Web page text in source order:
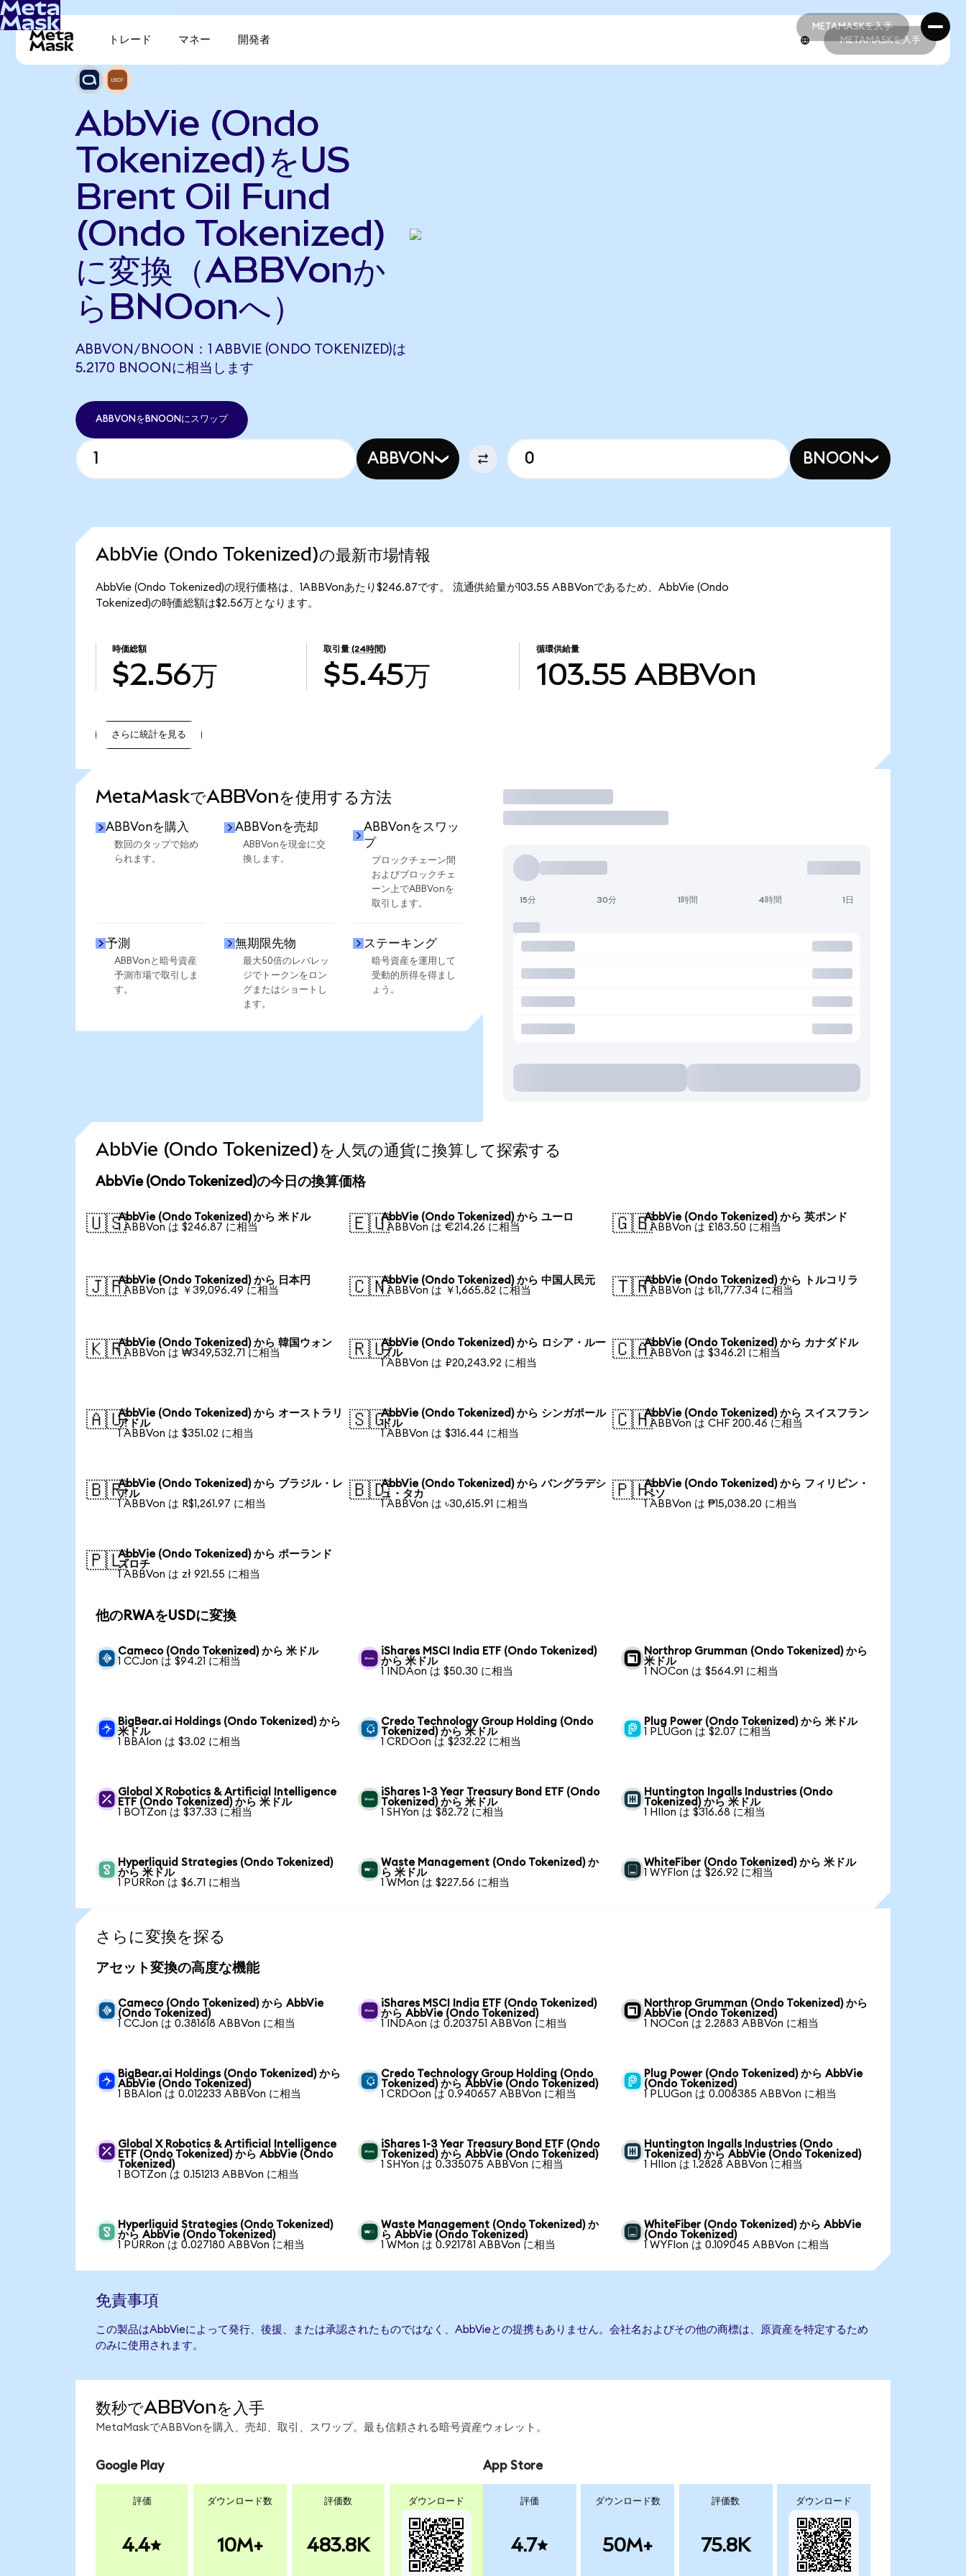
METAMASKを入手
METAMASKを入手
トレード マネー 開発者 METAMASKを入手
AbbVie (Ondo
Tokenized)をUS
Brent Oil Fund
(Ondo Tokenized)
に変換（ABBVonか
らBNOonへ）
ABBVON/BNOON：1 ABBVIE (ONDO TOKENIZED)は
5.2170 BNOONに相当します
ABBVONをBNOONにスワップ
ABBVON BNOON
AbbVie (Ondo Tokenized)の最新市場情報
AbbVie (Ondo Tokenized)の現行価格は、1ABBVonあたり$246.87です。 流通供給量が103.55 ABBVonであるため、AbbVie (Ondo
Tokenized)の時価総額は$2.56万となります。
時価総額
$2.56万
取引量 (24時間)
$5.45万
循環供給量
103.55 ABBVon
さらに統計を見る
MetaMaskでABBVonを使用する方法
ABBVonを購入
数回のタップで始め
られます。
ABBVonを売却
ABBVonを現金に交
換します。
ABBVonをスワッ
プ
ブロックチェーン間
およびブロックチェ
ーン上でABBVonを
取引します。
予測
ABBVonと暗号資産
予測市場で取引しま
す。
無期限先物
最大50倍のレバレッ
ジでトークンをロン
グまたはショートし
ます。
ステーキング
暗号資産を運用して
受動的所得を得まし
ょう。
取引
15分 30分 1時間 4時間 1日
AbbVie (Ondo Tokenized)を人気の通貨に換算して探索する
AbbVie (Ondo Tokenized)の今日の換算価格
🇺🇸AbbVie (Ondo Tokenized) から 米ドル
1 ABBVon は $246.87 に相当
🇪🇺AbbVie (Ondo Tokenized) から ユーロ
1 ABBVon は €214.26 に相当
🇬🇧AbbVie (Ondo Tokenized) から 英ポンド
1 ABBVon は £183.50 に相当
🇯🇵AbbVie (Ondo Tokenized) から 日本円
1 ABBVon は ￥39,096.49 に相当
🇨🇳AbbVie (Ondo Tokenized) から 中国人民元
1 ABBVon は ￥1,665.82 に相当
🇹🇷AbbVie (Ondo Tokenized) から トルコリラ
1 ABBVon は ₺11,777.34 に相当
🇰🇷AbbVie (Ondo Tokenized) から 韓国ウォン
1 ABBVon は ₩349,532.71 に相当
🇷🇺AbbVie (Ondo Tokenized) から ロシア・ルー
ブル
1 ABBVon は ₽20,243.92 に相当
🇨🇦AbbVie (Ondo Tokenized) から カナダドル
1 ABBVon は $346.21 に相当
🇦🇺AbbVie (Ondo Tokenized) から オーストラリ
アドル
1 ABBVon は $351.02 に相当
🇸🇬AbbVie (Ondo Tokenized) から シンガポール
ドル
1 ABBVon は $316.44 に相当
🇨🇭AbbVie (Ondo Tokenized) から スイスフラン
1 ABBVon は CHF 200.46 に相当
🇧🇷AbbVie (Ondo Tokenized) から ブラジル・レ
アル
1 ABBVon は R$1,261.97 に相当
🇧🇩AbbVie (Ondo Tokenized) から バングラデシ
ュ・タカ
1 ABBVon は ৳30,615.91 に相当
🇵🇭AbbVie (Ondo Tokenized) から フィリピン・
ペソ
1 ABBVon は ₱15,038.20 に相当
🇵🇱AbbVie (Ondo Tokenized) から ポーランド
ズロチ
1 ABBVon は zł 921.55 に相当
他のRWAをUSDに変換
Cameco (Ondo Tokenized) から 米ドル
1 CCJon は $94.21 に相当
iShares MSCI India ETF (Ondo Tokenized)
から 米ドル
1 INDAon は $50.30 に相当
Northrop Grumman (Ondo Tokenized) から
米ドル
1 NOCon は $564.91 に相当
BigBear.ai Holdings (Ondo Tokenized) から
米ドル
1 BBAIon は $3.02 に相当
Credo Technology Group Holding (Ondo
Tokenized) から 米ドル
1 CRDOon は $232.22 に相当
Plug Power (Ondo Tokenized) から 米ドル
1 PLUGon は $2.07 に相当
Global X Robotics & Artificial Intelligence
ETF (Ondo Tokenized) から 米ドル
1 BOTZon は $37.33 に相当
iShares 1-3 Year Treasury Bond ETF (Ondo
Tokenized) から 米ドル
1 SHYon は $82.72 に相当
Huntington Ingalls Industries (Ondo
Tokenized) から 米ドル
1 HIIon は $316.68 に相当
Hyperliquid Strategies (Ondo Tokenized)
から 米ドル
1 PURRon は $6.71 に相当
Waste Management (Ondo Tokenized) か
ら 米ドル
1 WMon は $227.56 に相当
WhiteFiber (Ondo Tokenized) から 米ドル
1 WYFIon は $26.92 に相当
さらに変換を探る
アセット変換の高度な機能
Cameco (Ondo Tokenized) から AbbVie
(Ondo Tokenized)
1 CCJon は 0.381618 ABBVon に相当
iShares MSCI India ETF (Ondo Tokenized)
から AbbVie (Ondo Tokenized)
1 INDAon は 0.203751 ABBVon に相当
Northrop Grumman (Ondo Tokenized) から
AbbVie (Ondo Tokenized)
1 NOCon は 2.2883 ABBVon に相当
BigBear.ai Holdings (Ondo Tokenized) から
AbbVie (Ondo Tokenized)
1 BBAIon は 0.012233 ABBVon に相当
Credo Technology Group Holding (Ondo
Tokenized) から AbbVie (Ondo Tokenized)
1 CRDOon は 0.940657 ABBVon に相当
Plug Power (Ondo Tokenized) から AbbVie
(Ondo Tokenized)
1 PLUGon は 0.008385 ABBVon に相当
Global X Robotics & Artificial Intelligence
ETF (Ondo Tokenized) から AbbVie (Ondo
Tokenized)
1 BOTZon は 0.151213 ABBVon に相当
iShares 1-3 Year Treasury Bond ETF (Ondo
Tokenized) から AbbVie (Ondo Tokenized)
1 SHYon は 0.335075 ABBVon に相当
Huntington Ingalls Industries (Ondo
Tokenized) から AbbVie (Ondo Tokenized)
1 HIIon は 1.2828 ABBVon に相当
Hyperliquid Strategies (Ondo Tokenized)
から AbbVie (Ondo Tokenized)
1 PURRon は 0.027180 ABBVon に相当
Waste Management (Ondo Tokenized) か
ら AbbVie (Ondo Tokenized)
1 WMon は 0.921781 ABBVon に相当
WhiteFiber (Ondo Tokenized) から AbbVie
(Ondo Tokenized)
1 WYFIon は 0.109045 ABBVon に相当
免責事項
この製品はAbbVieによって発行、後援、または承認されたものではなく、AbbVieとの提携もありません。会社名およびその他の商標は、原資産を特定するため
のみに使用されます。
数秒でABBVonを入手
MetaMaskでABBVonを購入、売却、取引、スワップ。最も信頼される暗号資産ウォレット。
Google Play
評価
4.4
ダウンロード数
10M+
評価数
483.8K
ダウンロード
App Store
評価
4.7
ダウンロード数
50M+
評価数
75.8K
ダウンロード